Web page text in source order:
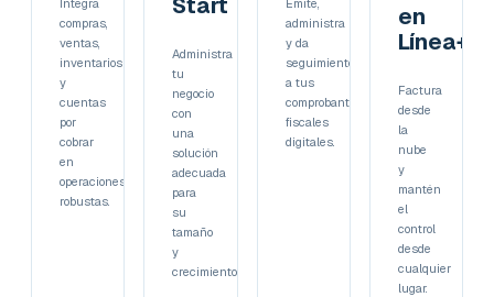
Integra
compras,
ventas,
inventarios
y
cuentas
por
cobrar
en
operaciones
robustas.
Administra
tu
negocio
con
una
solución
adecuada
para
su
tamaño
y
crecimiento.
Emite,
administra
y da
seguimiento
a tus
comprobantes
fiscales
digitales.
en
Línea+
Factura
desde
la
nube
y
mantén
el
control
desde
cualquier
lugar.